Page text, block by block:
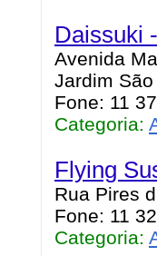
Daissuki
Avenida
Jardim
Fone: 11
Categoria:
Flying
Rua Pires
Fone: 11
Categoria: